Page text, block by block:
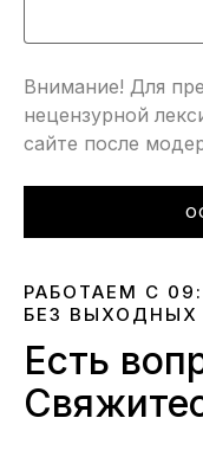
Внимание! Для
нецензурной
сайте после
РАБОТАЕМ С
БЕЗ ВЫХОДНЫХ
Есть